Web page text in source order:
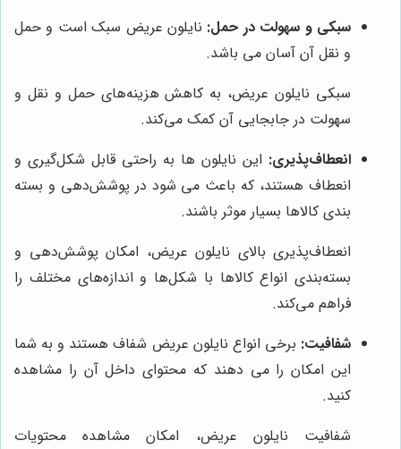
سبکی و سهولت در حمل: نایلون عریض سبک است و حمل
و نقل آن آسان می باشد.
سبکی نایلون عریض، به کاهش هزینه‌های حمل و نقل و
سهولت در جابجایی آن کمک می‌کند.
انعطاف‌پذیری: این نایلون ها به راحتی قابل شکل‌گیری و
انعطاف هستند، که باعث می شود در پوشش‌دهی و بسته
بندی کالاها بسیار موثر باشند.
انعطاف‌پذیری بالای نایلون عریض، امکان پوشش‌دهی و
بسته‌بندی انواع کالاها با شکل‌ها و اندازه‌های مختلف را
فراهم می‌کند.
شفافیت: برخی انواع نایلون عریض شفاف هستند و به شما
این امکان را می دهند که محتوای داخل آن را مشاهده
کنید.
شفافیت نایلون عریض، امکان مشاهده محتویات